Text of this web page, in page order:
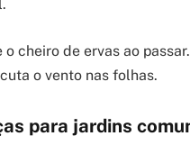
o cheiro de ervas ao
o vento nas folhas.
para jardins